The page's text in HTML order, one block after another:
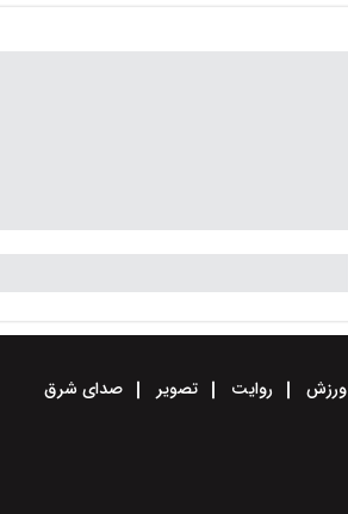
ورزش روایت تصویر صدای شرق